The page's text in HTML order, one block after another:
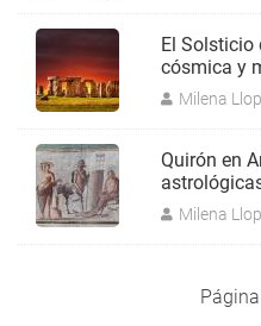
El Solsticio
cósmica y
Milena Llop
Quirón en
Milena Llop
Página